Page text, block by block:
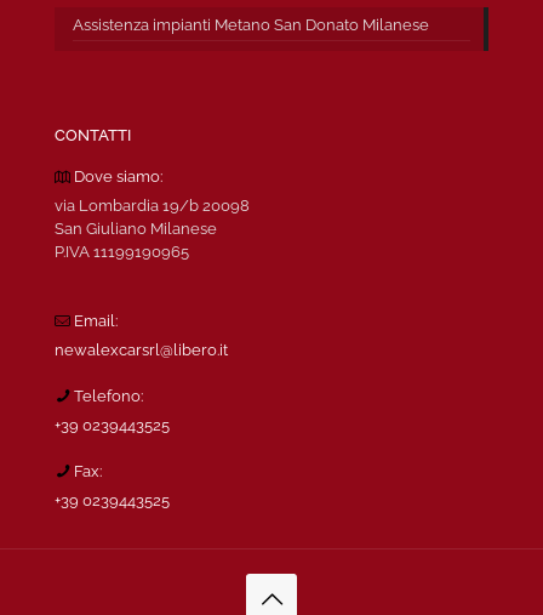
Assistenza impianti Metano San Donato Milanese
CONTATTI
Dove siamo:
via Lombardia 19/b 20098
San Giuliano Milanese
P.IVA 11199190965
Email:
newalexcarsrl@libero.it
Telefono:
+39 0239443525
Fax:
+39 0239443525